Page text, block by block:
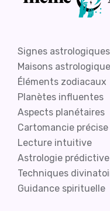
Signes astrologiques
Maisons
Éléments zodiacaux
Planètes influentes
Aspects planétaires
Cartomancie précise
Lecture intuitive
Astrologie prédictive
Techniques
Guidance spirituelle